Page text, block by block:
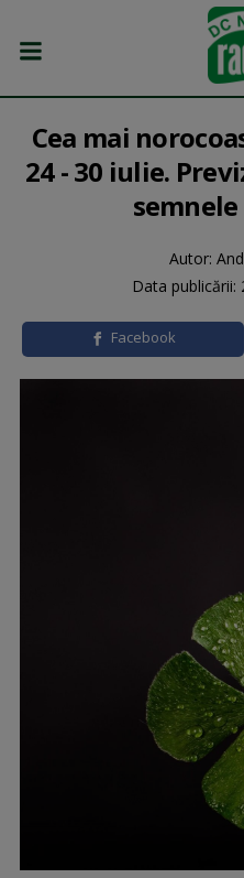
Cea mai
24 - 30 iulie.
Autor:
Data publicării:
Facebook